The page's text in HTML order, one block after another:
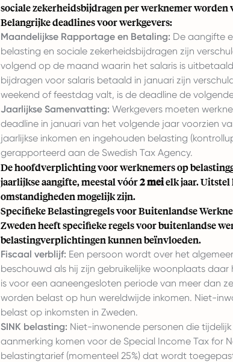
sociale zekerheidsbijdragen per werknemer worden
Belangrijke deadlines voor werkgevers:
Maandelijkse Rapportage en Betaling: De aangifte
belasting en sociale zekerheidsbijdragen zijn
volgend op de maand waarin het salaris is
bijdragen voor salaris betaald in januari zijn
weekend of feestdag valt, is de deadline de
Jaarlijkse Samenvatting: Werkgevers moeten
deadline in januari van het volgende jaar voorzien
jaarlijkse inkomen en ingehouden belasting
gerapporteerd aan de Swedish Tax Agency.
De hoofdverplichting voor werknemers op
jaarlijkse aangifte, meestal vóór2 meielk jaar. Uitstel
omstandigheden mogelijk zijn.
Specifieke Belastingregels voor Buitenlandse
Zweden heeft specifieke regels voor buitenlandse
belastingverplichtingen kunnen beïnvloeden.
Fiscaal verblijf: Een persoon wordt over het
beschouwd als hij zijn gebruikelijke woonplaats
is voor een aaneengesloten periode van meer dan
worden belast op hun wereldwijde inkomen. Niet-
belast op inkomsten in Zweden.
SINK belasting: Niet-inwonende personen die
aanmerking komen voor de Special Income Tax for
belastingtarief (momenteel 25%) dat wordt